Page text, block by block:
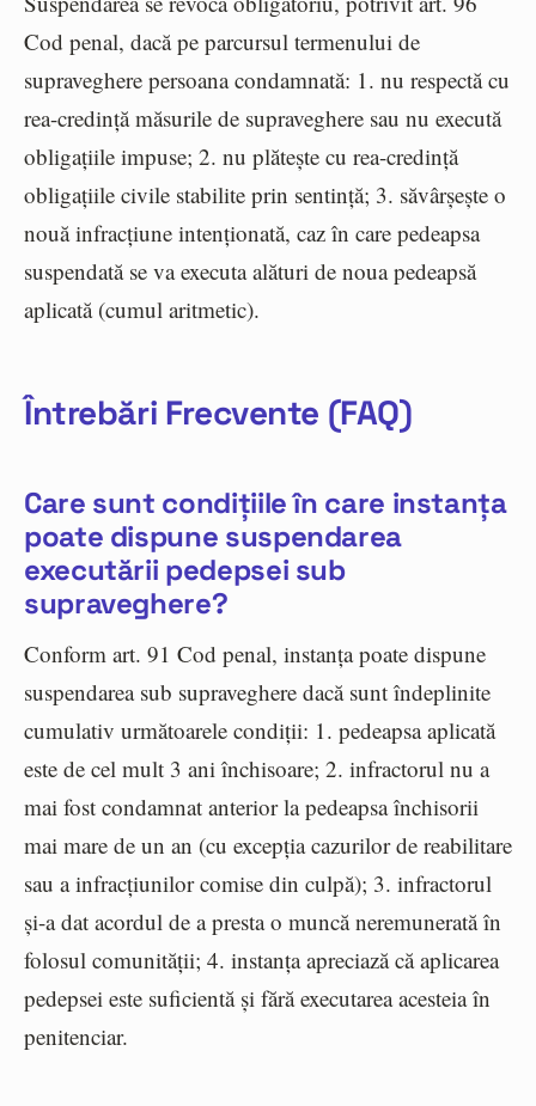
Cod penal, dacă pe parcursul termenului de
supraveghere persoana condamnată: 1. nu respectă cu
rea-credință măsurile de supraveghere sau nu execută
obligațiile impuse; 2. nu plătește cu rea-credință
obligațiile civile stabilite prin sentință; 3. săvârșește o
nouă infracțiune intenționată, caz în care pedeapsa
suspendată se va executa alături de noua pedeapsă
aplicată (cumul aritmetic).
Întrebări Frecvente (FAQ)
Care sunt condițiile în care instanța
poate dispune suspendarea
executării pedepsei sub
supraveghere?
Conform art. 91 Cod penal, instanța poate dispune
suspendarea sub supraveghere dacă sunt îndeplinite
cumulativ următoarele condiții: 1. pedeapsa aplicată
este de cel mult 3 ani închisoare; 2. infractorul nu a
mai fost condamnat anterior la pedeapsa închisorii
mai mare de un an (cu excepția cazurilor de reabilitare
sau a infracțiunilor comise din culpă); 3. infractorul
și-a dat acordul de a presta o muncă neremunerată în
folosul comunității; 4. instanța apreciază că aplicarea
pedepsei este suficientă și fără executarea acesteia în
penitenciar.